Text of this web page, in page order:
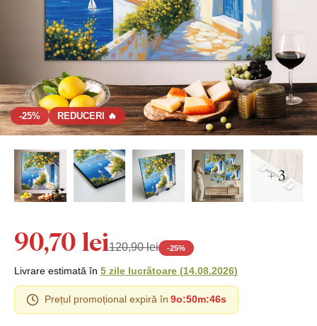
-25% REDUCERI 🔥
+ 3
90,70 lei120,90 lei -25%
Livrare estimată în 5 zile lucrătoare (14.08.2026)
Prețul promoțional expiră în 9o:50m:45s